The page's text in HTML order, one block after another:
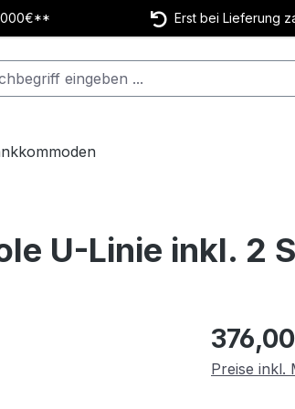
Erst bei Lieferung
U-Linie inkl. 2
Regulärer
Preise inkl.